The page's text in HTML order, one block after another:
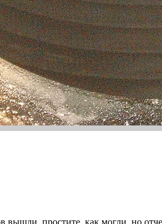
вышли, простите, как могли, но